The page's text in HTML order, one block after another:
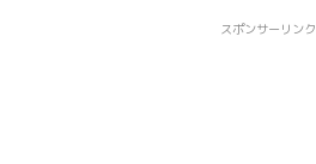
スポンサーリンク